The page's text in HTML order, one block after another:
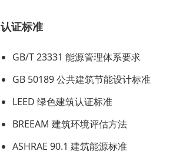
认证标准
GB/T 23331 能源管理体系要求
GB 50189 公共建筑节能设计标准
LEED 绿色建筑认证标准
BREEAM 建筑环境评估方法
ASHRAE 90.1 建筑能源标准